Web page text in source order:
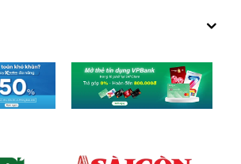
trợ xuất dữ liệu từ các dòng laptop có
với độ phân giải 1080 pixel ở tần số
VGA
có thể xuất cùng lúc 2 màn hình ở